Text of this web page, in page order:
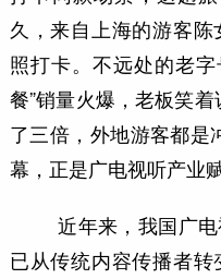
久，来自上海的游客
照打卡。不远处的老
餐”销量火爆，老板笑
了三倍，外地游客都是
幕，正是广电视听产业
近年来，我国广电
已从传统内容传播者